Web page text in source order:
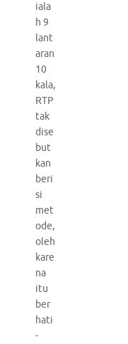
iala
h 9
lant
aran
10
kala,
RTP
tak
dise
but
kan
beri
si
met
ode,
oleh
kare
na
itu
ber
hati
-